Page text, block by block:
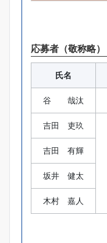
応募者（敬称略）
氏名
谷 哉汰
吉田 吏玖
吉田 有輝
坂井 健太
木村 嘉人